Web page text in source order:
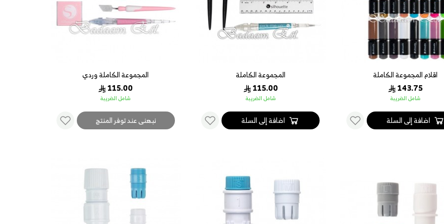
اقلام المجموعة الكاملة
143.75
شامل الضريبة
اضافة إلى السلة
المجموعة الكاملة
115.00
شامل الضريبة
اضافة إلى السلة
المجموعة الكاملة وردي
115.00
شامل الضريبة
نبهنى عند توفر المنتج